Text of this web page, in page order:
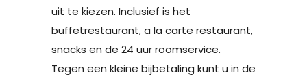
uit te kiezen. Inclusief is het
buffetrestaurant, a la carte restaurant,
snacks en de 24 uur roomservice.
Tegen een kleine bijbetaling kunt u in de